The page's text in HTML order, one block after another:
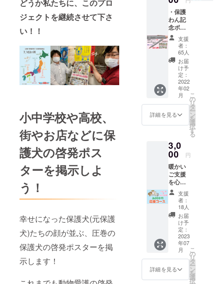
どうか私たちに、このプロ
ジェクトを継続させて下さ
い！！
小中学校や高校、
街やお店などに保
護犬の啓発ポス
ターを掲示しよ
う！
幸せになった保護犬(元保護
犬)たちの顔が並ぶ、圧巻の
保護犬の啓発ポスターを掲
示します！
・サン
クス
メール
・保護
わん記
念ボー
ルペン1
本+A5
クリア
ファイ
ル2枚
(非売
品・ご
寄付に
対する
お礼の
粗品で
す) ・サ
ンクス
(2023年
7月) *
ボール
ペンの
色はお
選びい
ただけ
ません
m(_
_)m イ
ンクの
色は全
て黒で
す。 **
クリア
ファイ
ルはポ
支援
者：
65人
お届
け予
定：
2022
年02
月
詳細を見る
こ
の
リ
タ
ー
ン
を
選
択
す
る
3,0
00 円
暖かい
ご支援
を心か
ら感謝
いたし
ます！
ご支援
の全て
をポス
ターの
製作と
掲示に
当てさ
せてい
ただき
支援
者：
18人
お届
け予
定：
2023
年07
月
詳細を見る
こ
の
リ
タ
ー
ン
を
選
択